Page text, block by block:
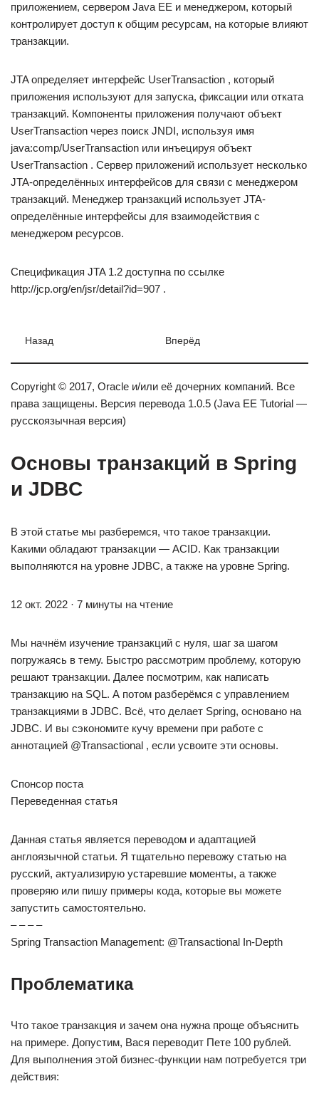
приложением, сервером Java EE и менеджером, который
контролирует доступ к общим ресурсам, на которые влияют
транзакции.
JTA определяет интерфейс UserTransaction , который
приложения используют для запуска, фиксации или отката
транзакций. Компоненты приложения получают объект
UserTransaction через поиск JNDI, используя имя
java:comp/UserTransaction или инъецируя объект
UserTransaction . Сервер приложений использует несколько
JTA-определённых интерфейсов для связи с менеджером
транзакций. Менеджер транзакций использует JTA-
определённые интерфейсы для взаимодействия с
менеджером ресурсов.
Спецификация JTA 1.2 доступна по ссылке
http://jcp.org/en/jsr/detail?id=907 .
Назад Вперёд
Copyright © 2017, Oracle и/или её дочерних компаний. Все
права защищены. Версия перевода 1.0.5 (Java EE Tutorial —
русскоязычная версия)
Основы транзакций в Spring
и JDBC
В этой статье мы разберемся, что такое транзакции.
Какими обладают транзакции — ACID. Как транзакции
выполняются на уровне JDBС, а также на уровне Spring.
12 окт. 2022 · 7 минуты на чтение
Мы начнём изучение транзакций с нуля, шаг за шагом
погружаясь в тему. Быстро рассмотрим проблему, которую
решают транзакции. Далее посмотрим, как написать
транзакцию на SQL. А потом разберёмся с управлением
транзакциями в JDBC. Всё, что делает Spring, основано на
JDBC. И вы сэкономите кучу времени при работе с
аннотацией @Transactional , если усвоите эти основы.
Спонсор поста
Переведенная статья
Данная статья является переводом и адаптацией
англоязычной статьи. Я тщательно перевожу статью на
русский, актуализирую устаревшие моменты, а также
проверяю или пишу примеры кода, которые вы можете
запустить самостоятельно.
– – – –
Spring Transaction Management: @Transactional In-Depth
Проблематика
Что такое транзакция и зачем она нужна проще объяснить
на примере. Допустим, Вася переводит Пете 100 рублей.
Для выполнения этой бизнес-функции нам потребуется три
действия: